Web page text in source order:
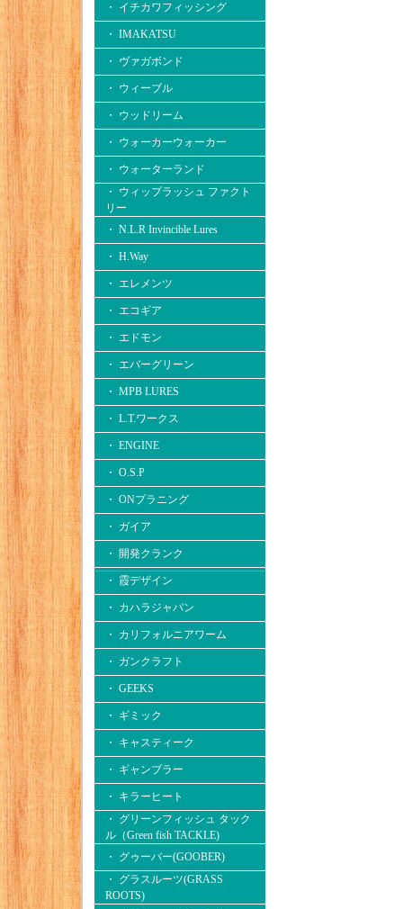
・ イチカワフィッシング
・ IMAKATSU
・ ヴァガボンド
・ ウィーブル
・ ウッドリーム
・ ウォーカーウォーカー
・ ウォーターランド
・ ウィップラッシュ ファクト
リー
・ N.L.R Invincible Lures
・ H.Way
・ エレメンツ
・ エコギア
・ エドモン
・ エバーグリーン
・ MPB LURES
・ L.T.ワークス
・ ENGINE
・ O.S.P
・ ONプラニング
・ ガイア
・ 開発クランク
・ 霞デザイン
・ カハラジャパン
・ カリフォルニアワーム
・ ガンクラフト
・ GEEKS
・ ギミック
・ キャスティーク
・ ギャンブラー
・ キラーヒート
・ グリーンフィッシュ タック
ル（Green fish TACKLE)
・ グゥーバー(GOOBER)
・ グラスルーツ(GRASS
ROOTS)